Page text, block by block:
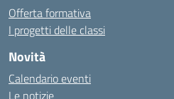
Offerta formativa
I progetti delle classi
Novità
Calendario eventi
Le notizie